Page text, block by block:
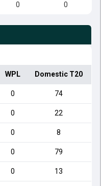
0 0
WPL Domestic T20
0 74
0 22
0 8
0 79
0 13